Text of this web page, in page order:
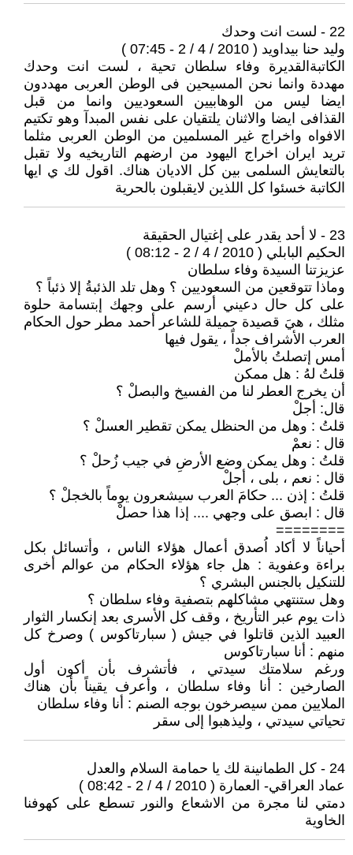
22 - لست انت وحدك
وليد حنا بيداويد ( 2010 / 4 / 2 - 07:45 )
الكاتبةالقديرة وفاء سلطان تحية ، لست انت وحدك
مهددة وانما نحن المسيحين فى الوطن العربى مهددون
ايضا ليس من الوهابيين السعوديين وانما من قبل
القذافى ايضا والاثنان يلتقيان على نفس المبدآ وهو تكتيم
الافواه واخراج غير المسلمين من الوطن العربى مثلما
تريد ايران اخراج اليهود من ارضهم التاريخيه ولا تقبل
بالتعايش السلمى بين كل الاديان هناك. اقول لك ي ايها
الكاتبة خسئوا كل اللذين لايقبلون بالحرية
23 - لا أحد يقدر على إغتيال الحقيقة
الحكيم البابلي ( 2010 / 4 / 2 - 08:12 )
عزيزتنا السيدة وفاء سلطان
وماذا تتوقعين من السعوديين ؟ وهل تلد الذئبةُ إلا ذئباً ؟
على كل حال دعيني أرسم على وجهك إبتسامة حلوة
مثلك ، هيَ قصيدة جميلة للشاعر أحمد مطر حول الحكام
العرب الأشراف جداً ، يقول فيها
أمس إتصلتُ بالأملْ
قلتُ لهُ : هل ممكن
أن يخرج العطر لنا من الفسيخ والبصلْ ؟
قال: أجلْ
قلتُ : وهل من الحنظل يمكن تقطير العسلْ ؟
قال : نعمْ
قلتُ : وهل يمكن وضع الأرضِ في جيب زُحلْ ؟
قال : نعم ، بلى ، أجلْ
قلتُ : إذن ... حكامَ العرب سيشعرون يوماً بالخجلْ ؟
قال : ابصق على وجهي .... إذا هذا حصلْ
========
أحياناً لا أكاد اُصدق أعمال هؤلاء الناس ، وأتسائل بكل
براءة وعفوية : هل جاء هؤلاء الحكام من عوالم أخرى
للتنكيل بالجنس البشري ؟
وهل ستنتهي مشاكلهم بتصفية وفاء سلطان ؟
ذات يوم عبر التأريخ ، وقف كل الأسرى بعد إنكسار الثوار
العبيد الذين قاتلوا في جيش ( سبارتاكوس ) وصرخ كل
منهم : أنا سبارتاكوس
ورغم سلامتك سيدتي ، فأتشرف بأن أكون أول
الصارخين : أنا وفاء سلطان ، وأعرف يقيناً بأن هناك
الملايين ممن سيصرخون بوجه الصنم : أنا وفاء سلطان
تحياتي سيدتي ، وليذهبوا إلى سقر
24 - كل الطمانينة لك يا حمامة السلام والعدل
عماد العراقي- العمارة ( 2010 / 4 / 2 - 08:42 )
دمتي لنا مجرة من الاشعاع والنور تسطع على كهوفنا
الخاوية